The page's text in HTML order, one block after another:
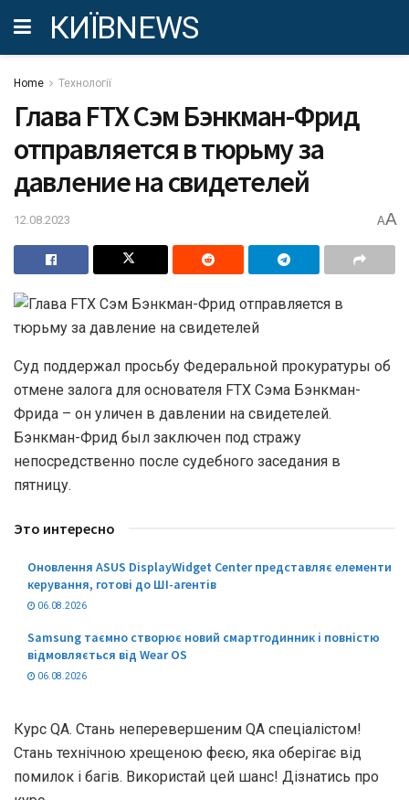
КИЇВNEWS
Home Технології
Глава FTX Сэм Бэнкман-Фрид
отправляется в тюрьму за
давление на свидетелей
12.08.2023 AA
Суд поддержал просьбу Федеральной прокуратуры об
отмене залога для основателя FTX Сэма Бэнкман-
Фрида – он уличен в давлении на свидетелей.
Бэнкман-Фрид был заключен под стражу
непосредственно после судебного заседания в
пятницу.
Это интересно
Оновлення ASUS DisplayWidget Center представляє елементи
керування, готові до ШІ-агентів
06.08.2026
Samsung таємно створює новий смартгодинник і повністю
відмовляється від Wear OS
06.08.2026
Курс QA. Стань неперевершеним QA спеціалістом!
Стань технічною хрещеною феєю, яка оберігає від
помилок і багів. Використай цей шанс! Дізнатись про